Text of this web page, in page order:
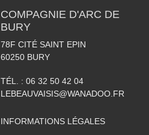
COMPAGNIE D'ARC DE
BURY
78F CITÉ SAINT EPIN
60250 BURY
TÉL. : 06 32 50 42 04
LEBEAUVAISIS@WANADOO.FR
INFORMATIONS LÉGALES